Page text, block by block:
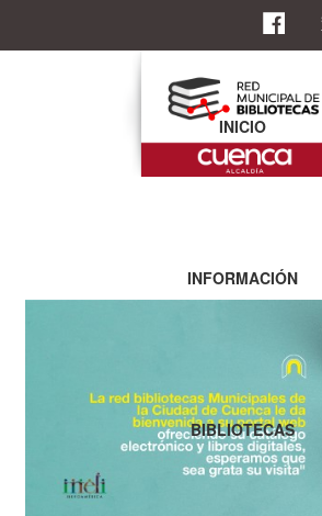
INICIO
INFORMACIÓN
BIBLIOTECAS